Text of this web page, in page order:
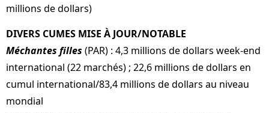
millions de dollars)
DIVERS CUMES MISE À JOUR/NOTABLE
Méchantes filles (PAR) : 4,3 millions de dollars week-end
international (22 marchés) ; 22,6 millions de dollars en
cumul international/83,4 millions de dollars au niveau
mondial